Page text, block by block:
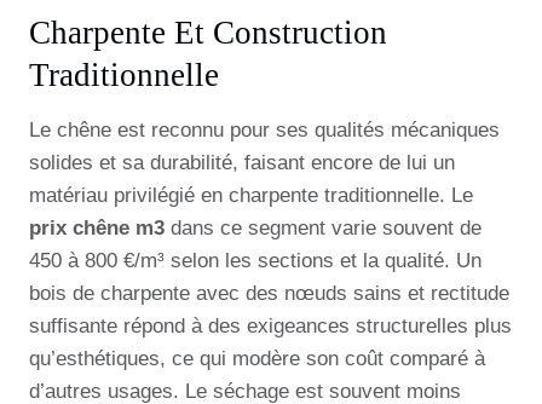
Charpente Et Construction
Traditionnelle
Le chêne est reconnu pour ses qualités mécaniques
solides et sa durabilité, faisant encore de lui un
matériau privilégié en charpente traditionnelle. Le
prix chêne m3 dans ce segment varie souvent de
450 à 800 €/m³ selon les sections et la qualité. Un
bois de charpente avec des nœuds sains et rectitude
suffisante répond à des exigeances structurelles plus
qu’esthétiques, ce qui modère son coût comparé à
d’autres usages. Le séchage est souvent moins